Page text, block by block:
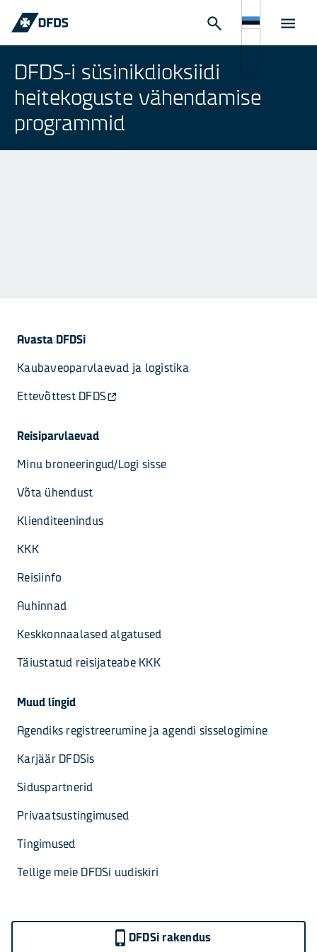
DFDS-i süsinikdioksiidi
heitekoguste vähendamise
programmid
Avasta DFDSi
Kaubaveoparvlaevad ja logistika
Ettevõttest DFDS
Reisiparvlaevad
Minu broneeringud/Logi sisse
Võta ühendust
Klienditeenindus
KKK
Reisiinfo
Auhinnad
Keskkonnaalased algatused
Täiustatud reisijateabe KKK
Muud lingid
Agendiks registreerumine ja agendi sisselogimine
Karjäär DFDSis
Siduspartnerid
Privaatsustingimused
Tingimused
Tellige meie DFDSi uudiskiri
DFDSi rakendus